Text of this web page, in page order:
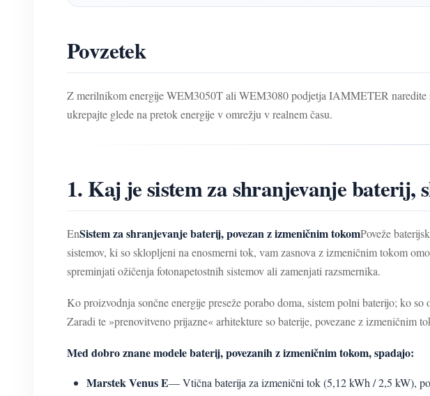
Povzetek
Z merilnikom energije WEM3050T ali WEM3080 podjetja IAMMETER naredite
ukrepajte glede na pretok energije v omrežju v realnem času.
1. Kaj je sistem za shranjevanje
EnSistem za shranjevanje baterij, povezan z izmeničnim tokomPoveže
sistemov, ki so sklopljeni na enosmerni tok, vam zasnova z izmeničnim tokom
spreminjati ožičenja fotonapetostnih sistemov ali zamenjati razsmernika.
Ko proizvodnja sončne energije preseže porabo doma, sistem polni baterijo; ko
Zaradi te »prenovitveno prijazne« arhitekture so baterije, povezane z
Med dobro znane modele baterij, povezanih z izmeničnim tokom, spadajo:
Marstek Venus E— Vtična baterija za izmenični tok (5,12 kWh / 2,5 kW),